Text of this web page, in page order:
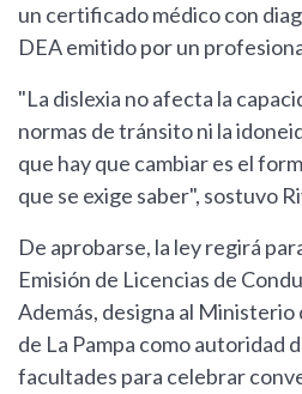
un certificado médico con
DEA emitido por un
"La dislexia no afecta la
normas de tránsito ni la
que hay que cambiar es el
que se exige saber", sostuvo
De aprobarse, la ley regirá
Emisión de Licencias de
Además, designa al Ministerio
de La Pampa como autoridad
facultades para celebrar